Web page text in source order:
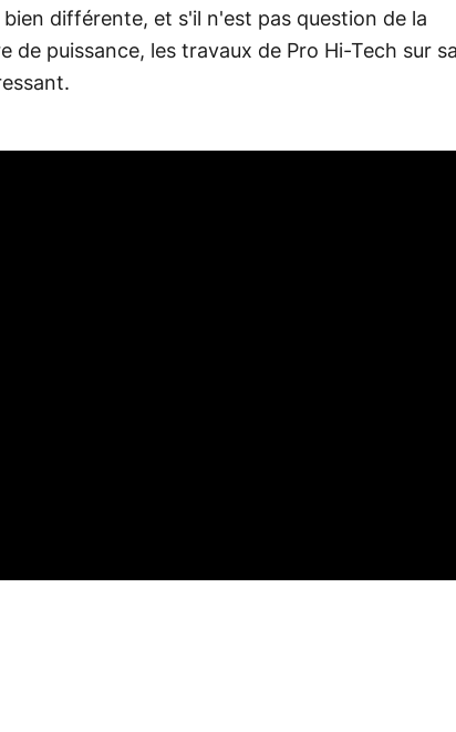
différente, et s'il n'est pas question de la
de puissance, les travaux de Pro Hi-Tech sur sa